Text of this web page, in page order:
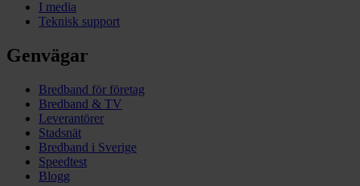
I media
Teknisk support
Genvägar
Bredband för företag
Bredband & TV
Leverantörer
Stadsnät
Bredband i Sverige
Speedtest
Blogg